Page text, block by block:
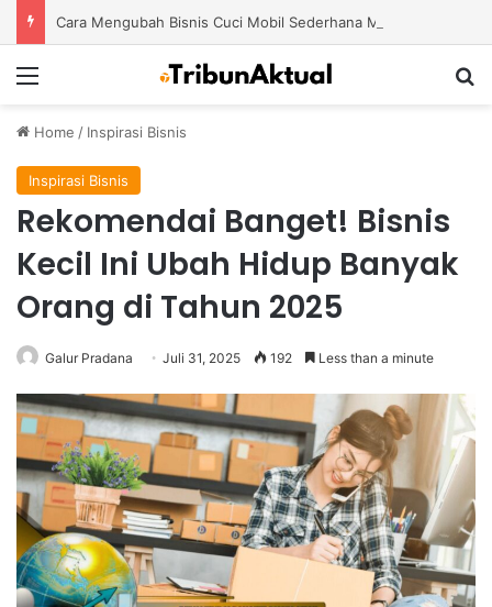
Home / Inspirasi Bisnis
Inspirasi Bisnis
Rekomendai Banget! Bisnis
Kecil Ini Ubah Hidup Banyak
Orang di Tahun 2025
Galur Pradana Juli 31, 2025 192 Less than a minute